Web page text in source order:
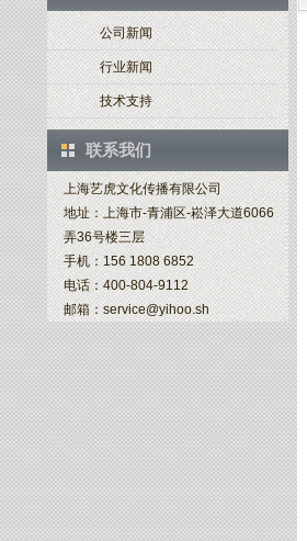
公司新闻
行业新闻
技术支持
联系我们
上海艺虎文化传播有限公司
地址：上海市-青浦区-崧泽大道6066
弄36号楼三层
手机：156 1808 6852
电话：400-804-9112
邮箱：service@yihoo.sh